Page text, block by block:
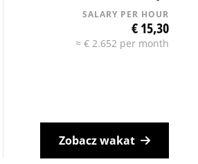
SALARY PER HOUR
€ 15,30
≈ € 2.652 per month
Zobacz wakat